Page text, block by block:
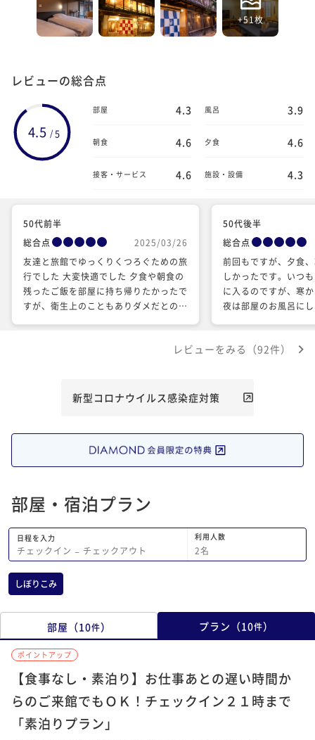
+51枚
レビューの総合点
4.5 /5
部屋 4.3 風呂 3.9
朝食 4.6 夕食 4.6
接客・サービス 4.6 施設・設備 4.3
50代前半
総合点
2025/03/26
友達と旅館でゆっくりくつろぐための旅
行でした 大変快適でした 夕食や朝食の
残ったご飯を部屋に持ち帰りたかったで
すが、衛生上のこともありダメだとのこ
50代後半
総合点
前回もですが、夕食
しかったです。いつ
に入るのですが、寒
夜は部屋のお風呂に
レビューをみる（92件）
新型コロナウイルス感染症対策
部屋・宿泊プラン
日程を入力
チェックイン − チェックアウト
利用人数
2名
しぼりこみ
部屋 （10件） プラン （10件）
ポイントアップ
【食事なし・素泊り】お仕事あとの遅い時間か
らのご来館でもＯＫ！チェックイン２１時まで
「素泊りプラン」